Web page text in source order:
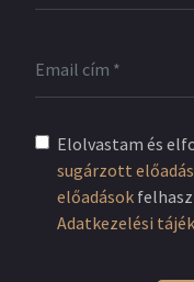
Elolvastam és
sugárzott
előadások
Adatkezelési